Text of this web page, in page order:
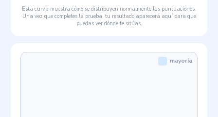
Esta curva muestra cómo se distribuyen normalmente las puntuaciones.
Una vez que completes la prueba, tu resultado aparecerá aquí para que
puedas ver dónde te sitúas.
mayoría